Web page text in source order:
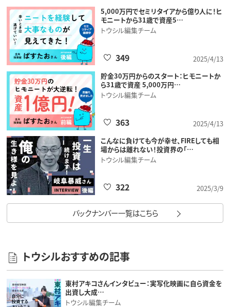
5,000万円でセミリタイアから億り人に！ヒ
モニートから31歳で資産5…
トウシル編集チーム
2025/4/13
349
貯金30万円からのスタート：ヒモニートか
ら31歳で資産 5,000万円…
トウシル編集チーム
2025/4/13
363
こんなに負けても今が幸せ、FIREしても相
場からは離れない！投資界の「…
トウシル編集チーム
2025/3/9
322
バックナンバー一覧はこちら
トウシルおすすめの記事
東村アキコさんインタビュー：実写化映画に自ら資金を
出資し大成…
トウシル編集チーム